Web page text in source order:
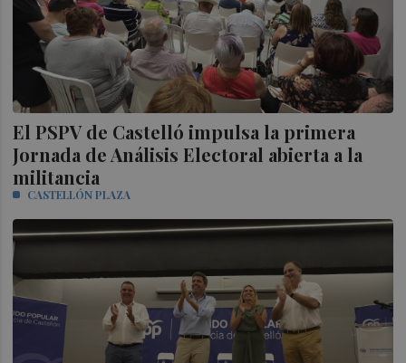
El PSPV de Castelló impulsa la primera
Jornada de Análisis Electoral abierta a la
militancia
CASTELLÓN PLAZA